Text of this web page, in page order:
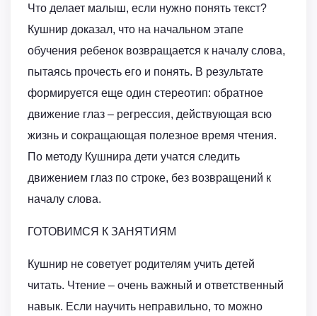
Что делает малыш, если нужно понять текст?
Кушнир доказал, что на начальном этапе
обучения ребенок возвращается к началу слова,
пытаясь прочесть его и понять. В результате
формируется еще один стереотип: обратное
движение глаз – регрессия, действующая всю
жизнь и сокращающая полезное время чтения.
По методу Кушнира дети учатся следить
движением глаз по строке, без возвращений к
началу слова.
ГОТОВИМСЯ К ЗАНЯТИЯМ
Кушнир не советует родителям учить детей
читать. Чтение – очень важный и ответственный
навык. Если научить неправильно, то можно